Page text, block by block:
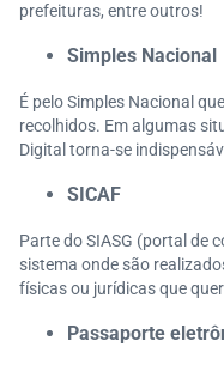
prefeituras, entre outros!
Simples Nacional
É pelo Simples Nacional
recolhidos. Em algumas
Digital torna-se
SICAF
Parte do SIASG (portal de
sistema onde são
físicas ou jurídicas que
Passaporte